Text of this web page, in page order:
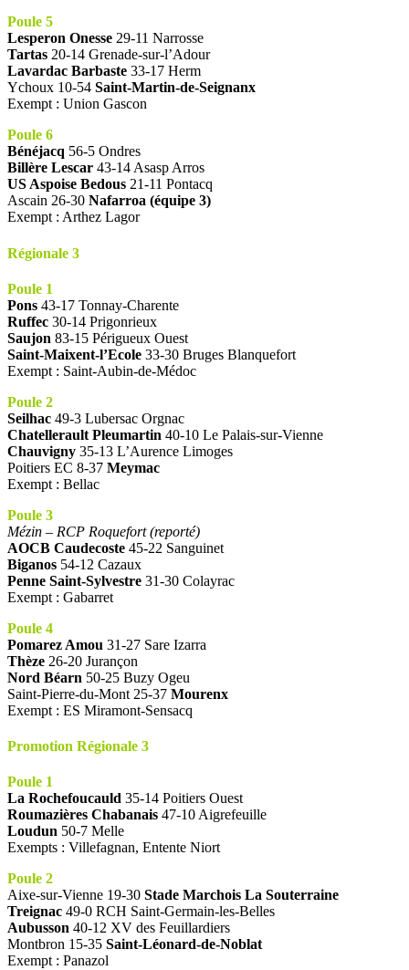
Poule 5
Lesperon Onesse 29-11 Narrosse
Tartas 20-14 Grenade-sur-l’Adour
Lavardac Barbaste 33-17 Herm
Ychoux 10-54 Saint-Martin-de-Seignanx
Exempt : Union Gascon
Poule 6
Bénéjacq 56-5 Ondres
Billère Lescar 43-14 Asasp Arros
US Aspoise Bedous 21-11 Pontacq
Ascain 26-30 Nafarroa (équipe 3)
Exempt : Arthez Lagor
Régionale 3
Poule 1
Pons 43-17 Tonnay-Charente
Ruffec 30-14 Prigonrieux
Saujon 83-15 Périgueux Ouest
Saint-Maixent-l’Ecole 33-30 Bruges Blanquefort
Exempt : Saint-Aubin-de-Médoc
Poule 2
Seilhac 49-3 Lubersac Orgnac
Chatellerault Pleumartin 40-10 Le Palais-sur-Vienne
Chauvigny 35-13 L’Aurence Limoges
Poitiers EC 8-37 Meymac
Exempt : Bellac
Poule 3
Mézin – RCP Roquefort (reporté)
AOCB Caudecoste 45-22 Sanguinet
Biganos 54-12 Cazaux
Penne Saint-Sylvestre 31-30 Colayrac
Exempt : Gabarret
Poule 4
Pomarez Amou 31-27 Sare Izarra
Thèze 26-20 Jurançon
Nord Béarn 50-25 Buzy Ogeu
Saint-Pierre-du-Mont 25-37 Mourenx
Exempt : ES Miramont-Sensacq
Promotion Régionale 3
Poule 1
La Rochefoucauld 35-14 Poitiers Ouest
Roumazières Chabanais 47-10 Aigrefeuille
Loudun 50-7 Melle
Exempts : Villefagnan, Entente Niort
Poule 2
Aixe-sur-Vienne 19-30 Stade Marchois La Souterraine
Treignac 49-0 RCH Saint-Germain-les-Belles
Aubusson 40-12 XV des Feuillardiers
Montbron 15-35 Saint-Léonard-de-Noblat
Exempt : Panazol